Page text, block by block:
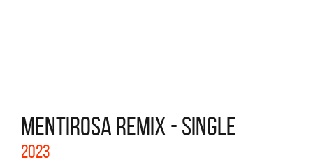
MENTIROSA REMIX - SINGLE
2023